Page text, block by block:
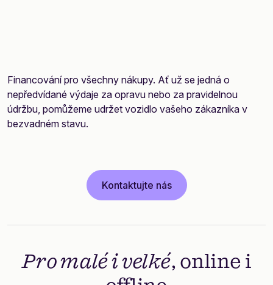
Financování pro všechny nákupy. Ať už se jedná o
nepředvídané výdaje za opravu nebo za pravidelnou
údržbu, pomůžeme udržet vozidlo vašeho zákazníka v
bezvadném stavu.
Kontaktujte nás
Pro malé i velké, online i